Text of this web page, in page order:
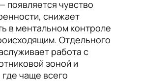
появляется чувство
снижает
в ментальном контроле
Отдельного
работа с
зоной и
чаще всего